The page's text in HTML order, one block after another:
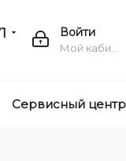
Войти
Сервисный центр